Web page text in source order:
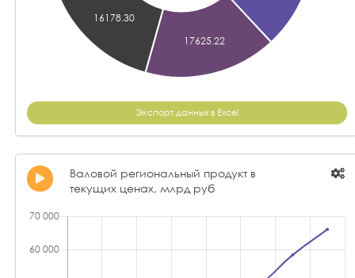
Экспорт данных в Excel
Валовой региональный продукт в
текущих ценах, млрд руб